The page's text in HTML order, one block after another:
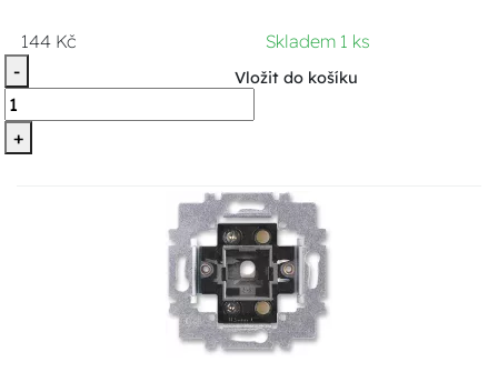
144 Kč
Skladem 1 ks
-
+
Vložit do košíku